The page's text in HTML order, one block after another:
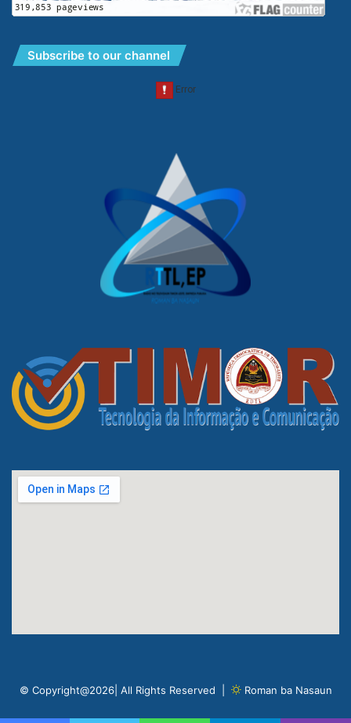
Subscribe to our channel
© Copyright@2026| All Rights Reserved | Roman ba Nasaun